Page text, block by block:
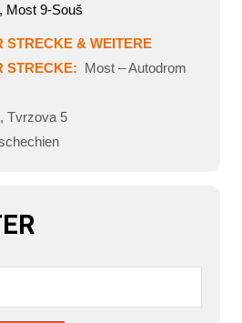
Most 9-Souš
STRECKE & WEITERE
STRECKE: Most – Autodrom
, Tvrzova 5